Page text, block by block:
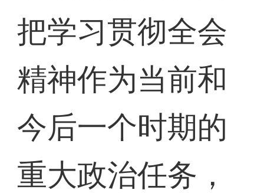
把学习贯彻全会
精神作为当前和
今后一个时期的
重大政治任务，